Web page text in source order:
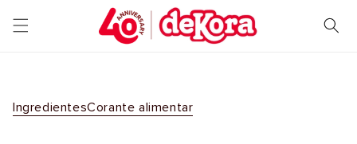
para o
conteúdo
IngredientesCorante alimentar